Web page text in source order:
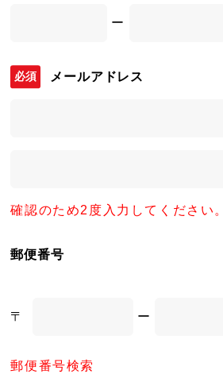
ー
メールアドレス
確認のため2度入力してください。
郵便番号
〒 ー
郵便番号検索